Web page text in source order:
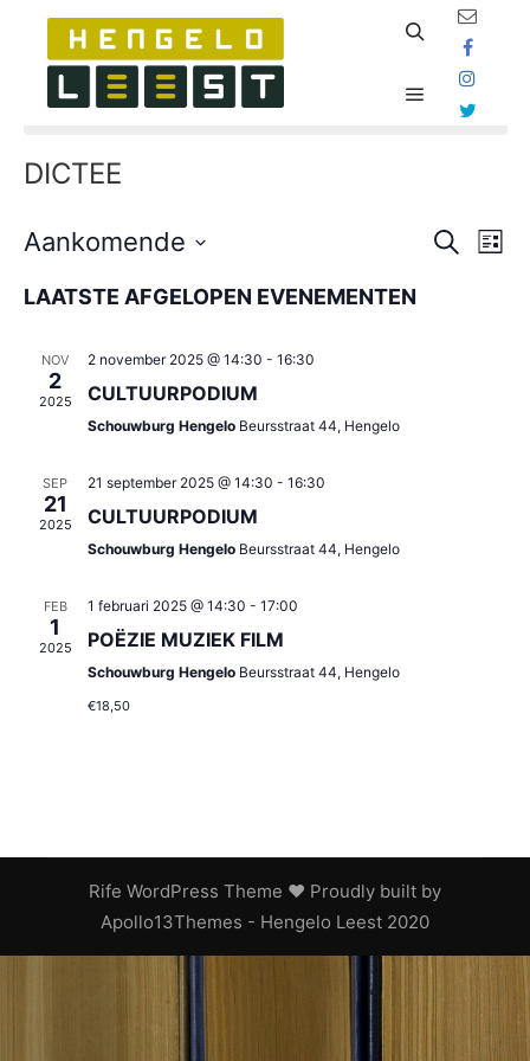
Zoeken
Hoofdmenu
Er zijn geen aankomende evenementen.
DICTEE
Zoeken
Lijst
Aankomende
een
LAATSTE AFGELOPEN EVENEMENTEN
NOV
2
2025
2 november 2025 @ 14:30 - 16:30
CULTUURPODIUM
Schouwburg Hengelo Beursstraat 44, Hengelo
SEP
21
2025
21 september 2025 @ 14:30 - 16:30
CULTUURPODIUM
Schouwburg Hengelo Beursstraat 44, Hengelo
FEB
1
2025
1 februari 2025 @ 14:30 - 17:00
POËZIE MUZIEK FILM
Schouwburg Hengelo Beursstraat 44, Hengelo
€18,50
Rife WordPress Theme ♥ Proudly built by
Apollo13Themes - Hengelo Leest 2020